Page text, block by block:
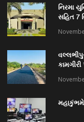
નિરમા
સહિત 7
કામગીરી